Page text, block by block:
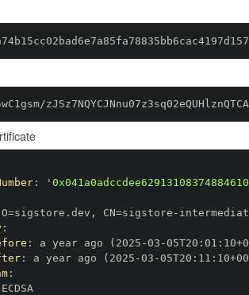
:
O=sigstore.dev , CN=sigstore -
:
: a year ago (2025 -03 -05T20 : 01 :
: a year ago (2025 -03 -05T20 : 11 : 10+00
: